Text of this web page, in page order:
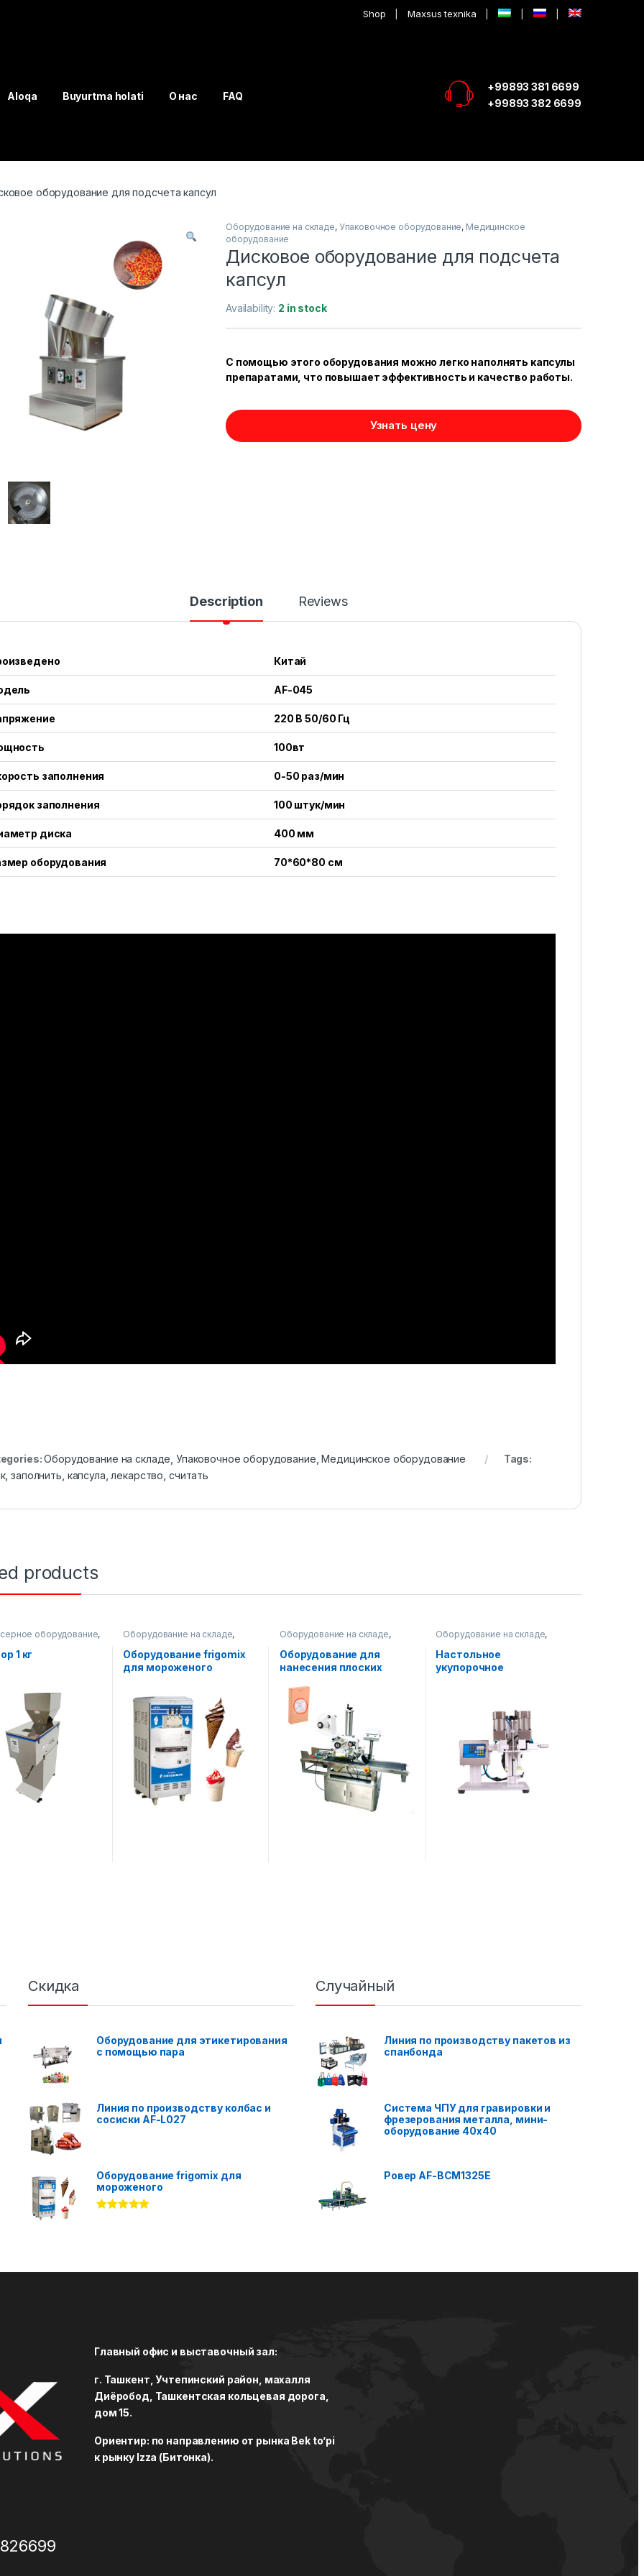
Shop Maxsus texnika
Aloqa Buyurtma holati О нас FAQ
+99893 381 6699
+99893 382 6699
оборудование для подсчета капсул
Оборудование на складе, Упаковочное оборудование, Медицинское
оборудование
Дисковое оборудование для подсчета
капсул
Availability: 2 in stock
С помощью этого оборудования можно легко наполнять капсулы
препаратами, что повышает эффективность и качество работы.
Узнать цену
Description Reviews
Китай
AF-045
220 В 50/60 Гц
100вт
заполнения 0-50 раз/мин
заполнения 100 штук/мин
диска 400 мм
оборудования 70*60*80 см
Оборудование на складе Упаковочное оборудование ,Медицинское оборудование
Tags:
,заполнить капсула ,лекарство считать
products
оборудование,
на складе
оборудование
1 кг
Оборудование на складе,
Пищевое оборудование
Оборудование frigomix
для мороженого
Оборудование на складе,
Упаковочное оборудование
Оборудование для
нанесения плоских
Оборудование на складе,
Водные продукты
Упаковочное оборудование
Настольное
укупорочное
Скидка
Оборудование для этикетирования
с помощью пара
Линия по производству колбас и
сосиски AF-L027
Оборудование frigomix для
мороженого
Случайный
Линия по производству пакетов из
спанбонда
Система ЧПУ для гравировки и
фрезерования металла, мини-
оборудование 40x40
Ровер AF-BCM1325E
Главный офис и выставочный зал:
г. Ташкент, Учтепинский район, махалля
Диёробод, Ташкентская кольцевая дорога,
дом 15.
Ориентир: по направлению от рынка Bek to’pi
к рынку Izza (Битонка).